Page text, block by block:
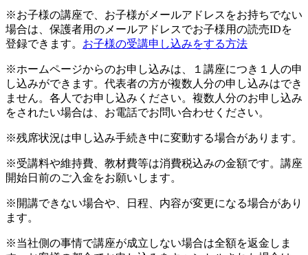
※お子様の講座で、お子様がメールアドレスをお持ちでない
場合は、保護者用のメールアドレスでお子様用の読売IDを
登録できます。 お子様の受講申し込みをする方法
※ホームページからのお申し込みは、１講座につき１人の申
し込みができます。代表者の方が複数人分の申し込みはでき
ません。各人でお申し込みください。複数人分のお申し込み
をされたい場合は、お電話でお問い合わせください。
※残席状況は申し込み手続き中に変動する場合があります。
※受講料や維持費、教材費等は消費税込みの金額です。講座
開始日前のご入金をお願いします。
※開講できない場合や、日程、内容が変更になる場合があり
ます。
※当社側の事情で講座が成立しない場合は全額を返金しま